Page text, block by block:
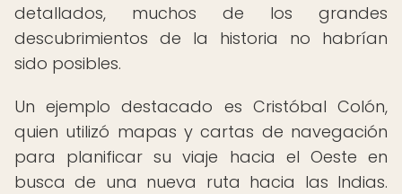
detallados, muchos de los grandes
descubrimientos de la historia no habrían
sido posibles.
Un ejemplo destacado es Cristóbal Colón,
quien utilizó mapas y cartas de navegación
para planificar su viaje hacia el Oeste en
busca de una nueva ruta hacia las Indias.